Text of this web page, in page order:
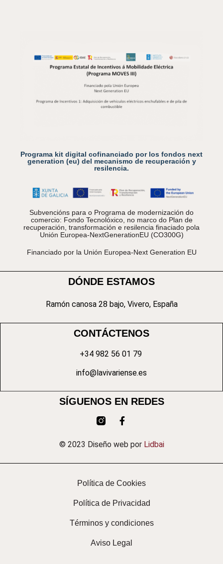
Programa kit digital cofinanciado por los fondos next
generation (eu) del mecanismo de recuperación y
resilencia.
Subvencións para o Programa de modernización do
comercio: Fondo Tecnolóxico, no marco do Plan de
recuperación, transformación e resilencia finaciado pola
Unión Europea-NextGenerationEU (CO300G)
Financiado por la Unión Europea-Next Generation EU
DÓNDE ESTAMOS
Ramón canosa 28 bajo, Vivero, España
CONTÁCTENOS
+34 982 56 01 79
info@lavivariense.es
SÍGUENOS EN REDES
© 2023 Diseño web por Lidbai
Política de Cookies
Política de Privacidad
Términos y condiciones
Aviso Legal